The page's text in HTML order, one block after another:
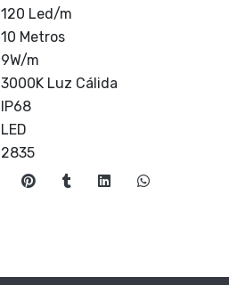
120 Led/m
10 Metros
9W/m
3000K Luz Cálida
IP68
LED
2835